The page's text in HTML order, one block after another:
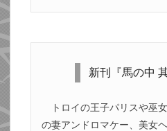
新刊『馬の中
トロイの王子パリスや巫
の妻アンドロマケー、美女